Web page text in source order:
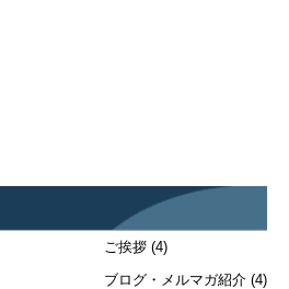
ご挨拶 (4)
ブログ・メルマガ紹介 (4)